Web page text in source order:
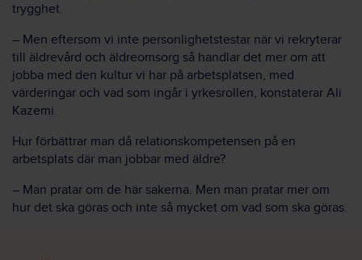
trygghet.
– Men eftersom vi inte personlighetstestar när vi rekryterar
till äldrevård och äldreomsorg så handlar det mer om att
jobba med den kultur vi har på arbetsplatsen, med
värderingar och vad som ingår i yrkesrollen, konstaterar Ali
Kazemi.
Hur förbättrar man då relationskompetensen på en
arbetsplats där man jobbar med äldre?
– Man pratar om de här sakerna. Men man pratar mer om
hur det ska göras och inte så mycket om vad som ska göras.